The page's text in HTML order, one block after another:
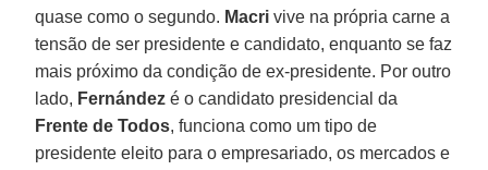
quase como o segundo. Macri vive na própria carne a
tensão de ser presidente e candidato, enquanto se faz
mais próximo da condição de ex-presidente. Por outro
lado, Fernández é o candidato presidencial da
Frente de Todos, funciona como um tipo de
presidente eleito para o empresariado, os mercados e